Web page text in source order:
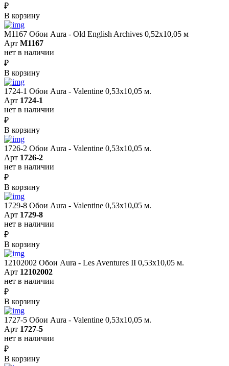
₽
В корзину
M1167 Обои Aura - Old English Archives 0,52x10,05 м
Арт M1167
нет в наличии
₽
В корзину
1724-1 Обои Aura - Valentine 0,53х10,05 м.
Арт 1724-1
нет в наличии
₽
В корзину
1726-2 Обои Aura - Valentine 0,53х10,05 м.
Арт 1726-2
нет в наличии
₽
В корзину
1729-8 Обои Aura - Valentine 0,53х10,05 м.
Арт 1729-8
нет в наличии
₽
В корзину
12102002 Обои Aura - Les Aventures II 0,53х10,05 м.
Арт 12102002
нет в наличии
₽
В корзину
1727-5 Обои Aura - Valentine 0,53х10,05 м.
Арт 1727-5
нет в наличии
₽
В корзину